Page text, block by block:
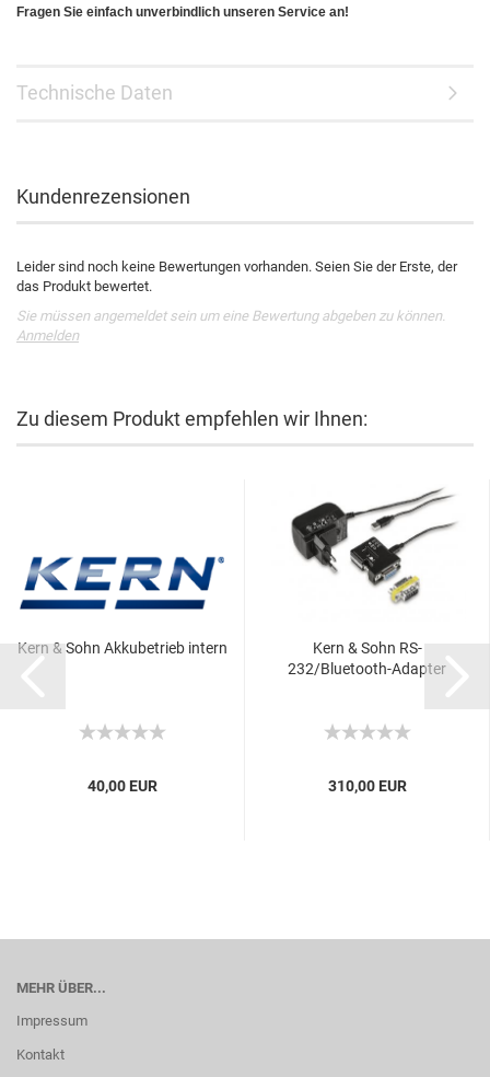
Fragen Sie einfach unverbindlich unseren Service an!
Technische Daten
Kundenrezensionen
Leider sind noch keine Bewertungen vorhanden. Seien Sie der Erste, der
das Produkt bewertet.
Sie müssen angemeldet sein um eine Bewertung abgeben zu können.
Anmelden
Zu diesem Produkt empfehlen wir Ihnen:
Kern & Sohn Akkubetrieb intern
40,00 EUR
Kern & Sohn RS-
232/Bluetooth-Adapter
310,00 EUR
MEHR ÜBER...
Impressum
Kontakt